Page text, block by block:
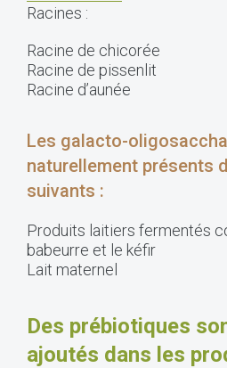
Racines :
Racine de chicorée
Racine de pissenlit
Racine d’aunée
Les galacto-
naturellement présents
suivants :
Produits laitiers fermentés
babeurre et le kéfir
Lait maternel
Des prébiotiques
ajoutés dans les